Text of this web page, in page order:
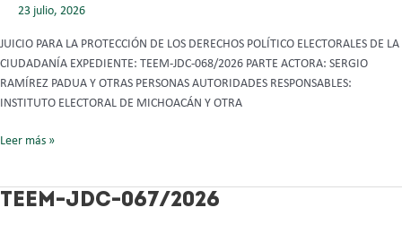
23 julio, 2026
JUICIO PARA LA PROTECCIÓN DE LOS DERECHOS POLÍTICO ELECTORALES DE LA
CIUDADANÍA EXPEDIENTE: TEEM-JDC-068/2026 PARTE ACTORA: SERGIO
RAMÍREZ PADUA Y OTRAS PERSONAS AUTORIDADES RESPONSABLES:
INSTITUTO ELECTORAL DE MICHOACÁN Y OTRA
Leer más »
TEEM-JDC-067/2026
TEEM-